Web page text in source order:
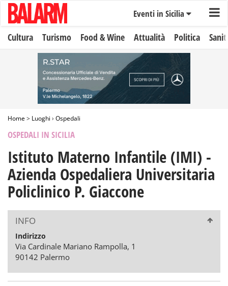
Eventi in Sicilia
Cultura Turismo Food & Wine Attualità Politica
Home> Luoghi › Ospedali
OSPEDALI IN SICILIA
Istituto Materno Infantile (IMI) -
Azienda Ospedaliera Universitaria
Policlinico P. Giaccone
INFO
Indirizzo
Via Cardinale Mariano Rampolla, 1
90142 Palermo